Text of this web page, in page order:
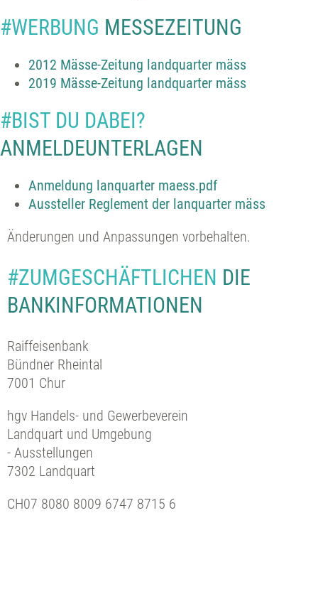
#WERBUNG MESSEZEITUNG
2012 Mässe-Zeitung landquarter mäss
2019 Mässe-Zeitung landquarter mäss
#BIST DU DABEI?
ANMELDEUNTERLAGEN
Anmeldung lanquarter maess.pdf
Aussteller Reglement der lanquarter mäss
Änderungen und Anpassungen vorbehalten.
#ZUMGESCHÄFTLICHEN DIE
BANKINFORMATIONEN
Raiffeisenbank
Bündner Rheintal
7001 Chur
hgv Handels- und Gewerbeverein
Landquart und Umgebung
- Ausstellungen
7302 Landquart
CH07 8080 8009 6747 8715 6